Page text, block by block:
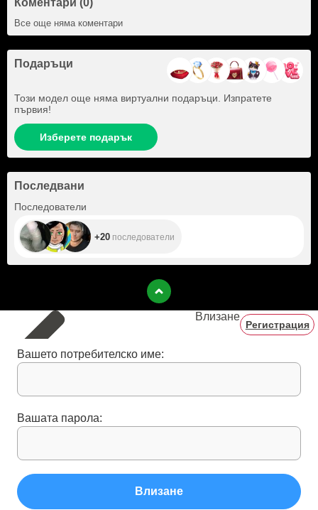
Коментари (0)
Все още няма коментари
Подаръци
Този модел още няма виртуални подаръци. Изпратете
първия!
Изберете подарък
Последвани
Последователи
+20 последователи
Влизане
Регистрация
Вашето потребителско име:
Вашата парола:
Влизане